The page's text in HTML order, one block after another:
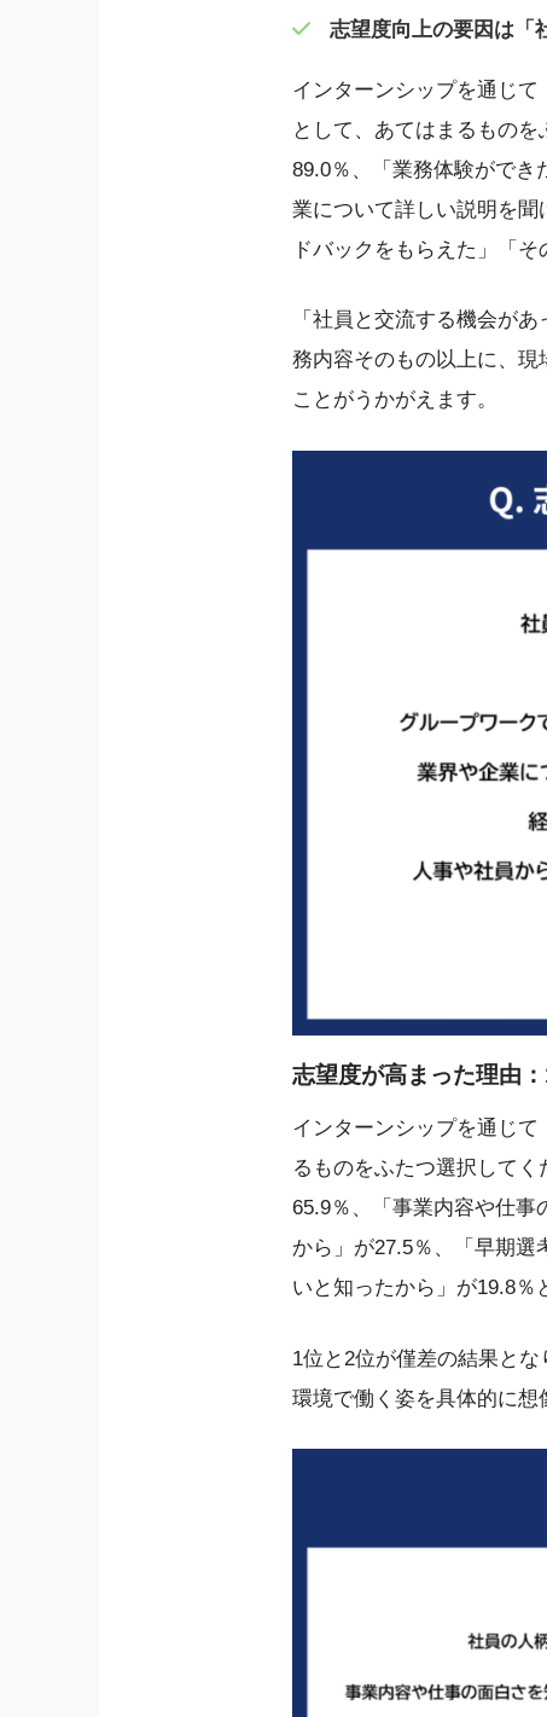
志望度向上の要因は「
インターンシップを通じ
として、あてはまるもの
89.0％、「業務体験ができ
業について詳しい説明を
ドバックをもらえた」「
「社員と交流する機会が
務内容そのもの以上に、現
ことがうかがえます。
志望度が高まった理由
インターンシップを通じ
るものをふたつ選択して
65.9％、「事業内容や仕事
から」が27.5％、「早期
いと知ったから」が19.8％
1位と2位が僅差の結果と
環境で働く姿を具体的に